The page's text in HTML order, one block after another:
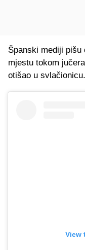
Španski mediji pišu
mjestu tokom
otišao u svlačionicu.
View